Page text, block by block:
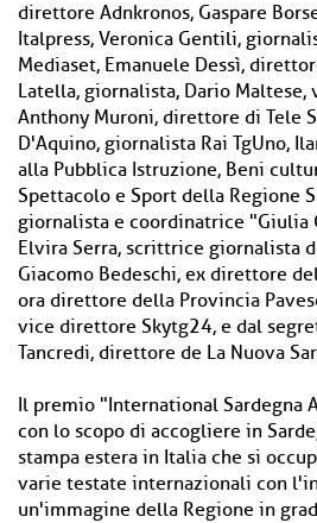
direttore Adnkronos, Gaspare
Italpress, Veronica Gentili,
Mediaset, Emanuele Dessì,
Latella, giornalista, Dario Maltese,
Anthony Muroni, direttore di Tele
D'Aquino, giornalista Rai TgUno,
alla Pubblica Istruzione, Beni
Spettacolo e Sport della Regione
giornalista e coordinatrice "Giulia
Elvira Serra, scrittrice giornalista
Giacomo Bedeschi, ex direttore
ora direttore della Provincia
vice direttore Skytg24, e dal
Tancredi, direttore de La Nuova
Il premio "International Sardegna
con lo scopo di accogliere in
stampa estera in Italia che si
varie testate internazionali con
un'immagine della Regione in